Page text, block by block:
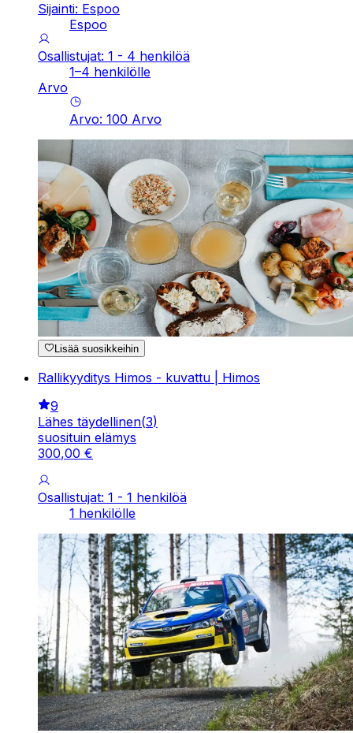
Sijainti: Espoo
Espoo
Osallistujat: 1 - 4 henkilöä
1–4 henkilölle
Arvo
Arvo: 100 Arvo
Lisää suosikkeihin
Rallikyyditys Himos - kuvattu | Himos
9
Lähes täydellinen(3)
suosituin elämys
300,00 €
Osallistujat: 1 - 1 henkilöä
1 henkilölle